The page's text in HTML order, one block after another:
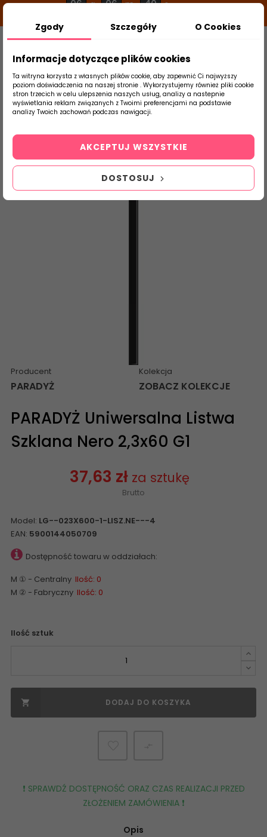
06 g 06 m 40 s
Szukaj
produktu
Strona Główna Płytki Kuchenne
Producent
PARADYŻ
Kolekcja
ZOBACZ KOLEKCJE
PARADYŻ Uniwersalna Listwa
Szklana Nero 2,3x60 G1
37,63 zł za sztukę
Brutto
Model: LG--023X600-1-LISZ.NE---4
EAN: 5900144050709
Dostępność towaru w oddziałach:
M ① - Centralny Ilość: 0
M ② - Fabryczny Ilość: 0
Ilość sztuk
 DODAJ DO KOSZYKA
❗️ SPRAWDŹ DOSTĘPNOŚĆ ORAZ CZAS REALIZACJI PRZED
ZŁOŻENIEM ZAMÓWIENIA ❗️
Opis
Zgody Szczegóły O Cookies
Informacje dotyczące plików cookies
Ta witryna korzysta z własnych plików cookie, aby zapewnić Ci najwyższy
poziom doświadczenia na naszej stronie . Wykorzystujemy również pliki cookie
stron trzecich w celu ulepszenia naszych usług, analizy a nastepnie
wyświetlania reklam związanych z Twoimi preferencjami na podstawie
analizy Twoich zachowań podczas nawigacji.
DOSTOSUJ
AKCEPTUJ WSZYSTKIE